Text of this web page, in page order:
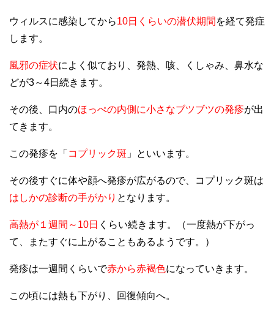
ウィルスに感染してから10日くらいの潜伏期間 を経て発症
します。
風邪の症状によく似ており、発熱、咳、くしゃみ、鼻水な
どが3～4日続きます。
その後、口内のほっぺの内側に小さなブツブツの発疹が出
てきます。
この発疹を「 コプリック斑 」といいます。
その後すぐに体や顔へ発疹が広がるので、コプリック斑は
はしかの診断の手がかり となります。
高熱が１週間～10日 くらい続きます。（一度熱が下がっ
て、またすぐに上がることもあるようです。）
発疹は一週間くらいで赤から赤褐色になっていきます。
この頃には熱も下がり、回復傾向へ。